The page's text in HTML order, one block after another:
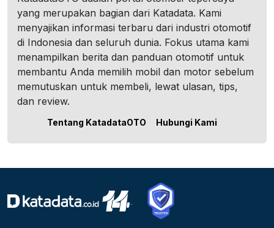
yang merupakan bagian dari Katadata. Kami
menyajikan informasi terbaru dari industri otomotif
di Indonesia dan seluruh dunia. Fokus utama kami
menampilkan berita dan panduan otomotif untuk
membantu Anda memilih mobil dan motor sebelum
memutuskan untuk membeli, lewat ulasan, tips,
dan review.
Tentang KatadataOTO Hubungi Kami